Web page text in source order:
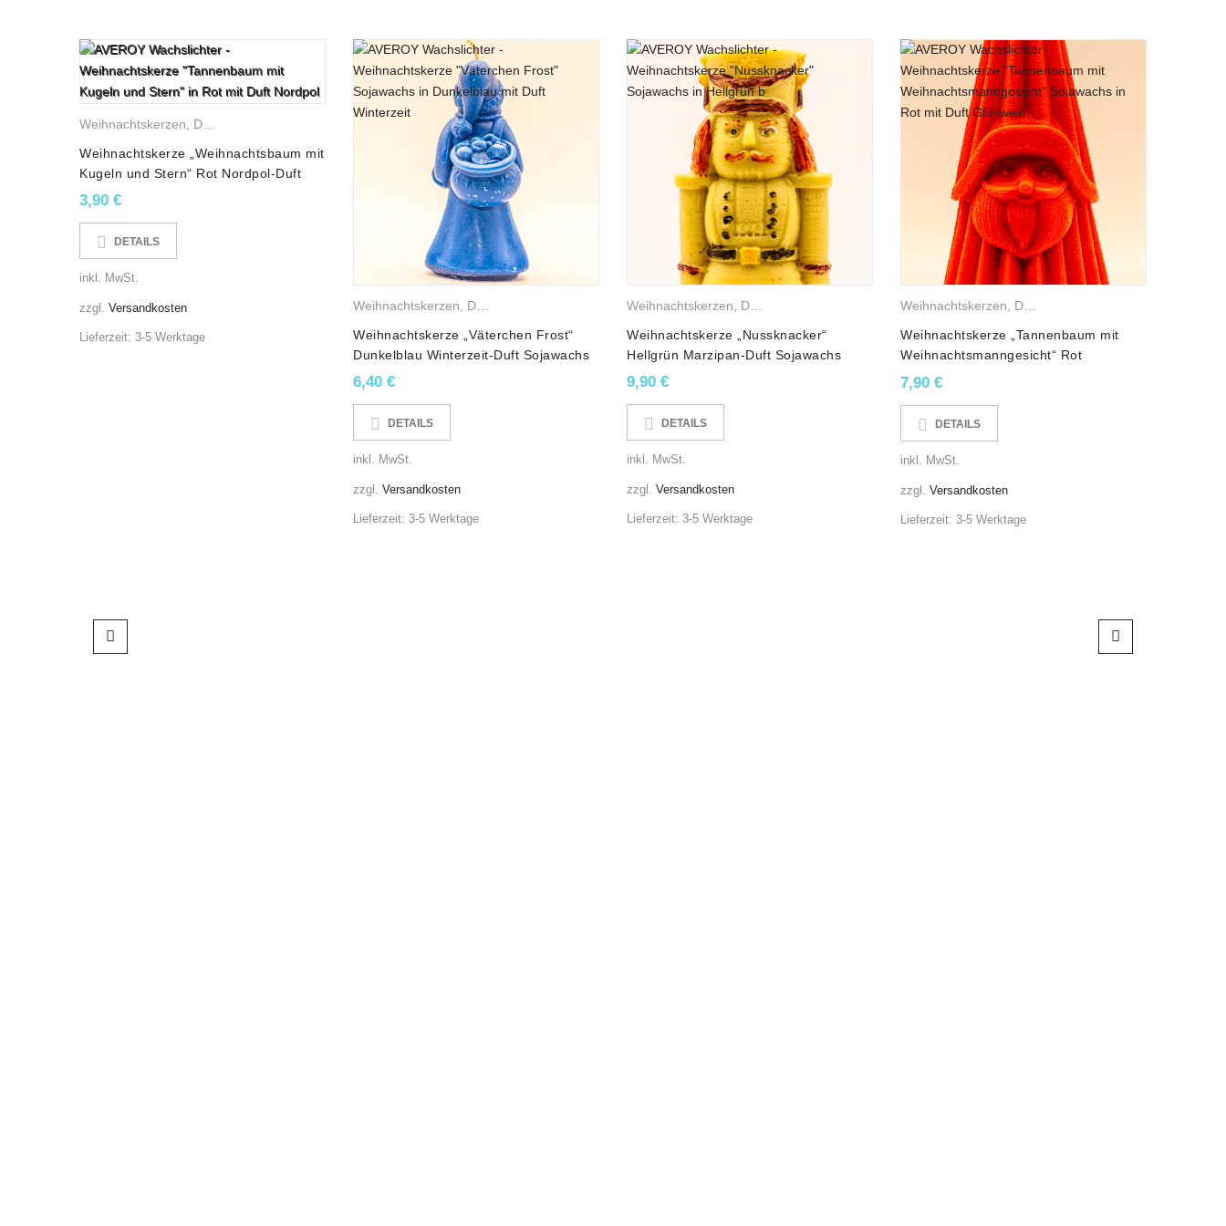
Achtung
Gefahrenpiktogramme (CLP):
Weihnachtskerzen Duftkerzen
Weihnachtsbäume
Weihnachtskerze „Weihnachtsbaum mit
Kugeln und Stern“ Rot Nordpol-Duft
3,90 €
DETAILS
inkl. MwSt.
zzgl. Versandkosten
Lieferzeit: 3-5 Werktage
Weihnachtskerzen Duftkerzen Sojawachskerzen,Weihnachtsfiguren
Weihnachtskerze „Väterchen Frost“
Dunkelblau Winterzeit-Duft Sojawachs
6,40 €
DETAILS
inkl. MwSt.
zzgl. Versandkosten
Lieferzeit: 3-5 Werktage
Weihnachtskerzen Duftkerzen Sojawachskerzen,Weihnachtsfiguren
Weihnachtskerze „Nussknacker“
Hellgrün Marzipan-Duft Sojawachs
9,90 €
DETAILS
inkl. MwSt.
zzgl. Versandkosten
Lieferzeit: 3-5 Werktage
Weihnachtskerzen Duftkerzen
Weihnachtskerze „Tannenbaum mit
Weihnachtsmanngesicht“ Rot
Glühwein-Duft Sojawachs
7,90 €
DETAILS
inkl. MwSt.
zzgl. Versandkosten
Lieferzeit: 3-5 Werktage